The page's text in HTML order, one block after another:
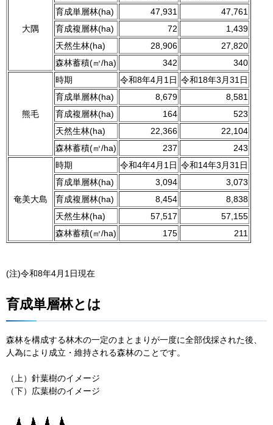
大隅
育成単層林(ha)
47,931
47,761
育成複層林(ha)
72
1,439
天然生林(ha)
28,906
27,820
森林蓄積(㎥/ha)
342 340
熊毛
時期 令和8年4月1日 令和18年3月31日
育成単層林(ha)
8,679
8,581
育成複層林(ha)
164
523
天然生林(ha)
22,366
22,104
森林蓄積(㎥/ha)
237 243
奄美大島
時期 令和4年4月1日 令和14年3月31日
育成単層林(ha)
3,094
3,073
育成複層林(ha)
8,454
8,838
天然生林(ha)
57,517
57,155
森林蓄積(㎥/ha)
175 211
(注)令和8年4月1日現在
育成単層林とは
森林を構成する林木の一定のまとまりが一度に全部伐採された後、
人為により成立・維持される森林のことです。
（上）針葉樹のイメージ
（下）広葉樹のイメージ